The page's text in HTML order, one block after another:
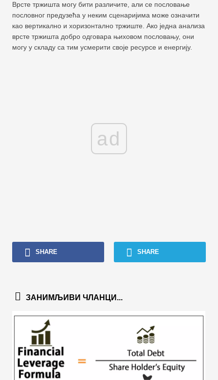
Врсте тржишта могу бити различите, али се пословање
пословног предузећа у неким сценаријима може означити
као вертикално и хоризонтално тржиште. Ако једна анализа
врсте тржишта добро одговара њиховом пословању, они
могу у складу са тим усмерити своје ресурсе и енергију.
ad
SHARE SHARE
ЗАНИМЉИВИ ЧЛАНЦИ...